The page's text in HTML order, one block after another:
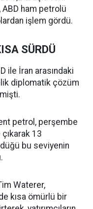
ABD ham petrolü
işlem gördü.
SÜRDÜ
ile İran arasındaki
diplomatik çözüm
petrol, perşembe
13
bu seviyenin
Waterer,
kısa ömürlü bir